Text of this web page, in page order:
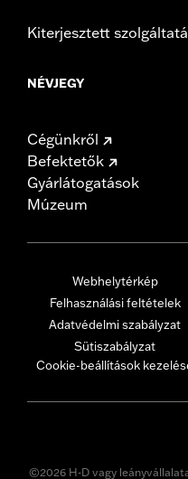
Kiterjesztett
NÉVJEGY
Cégünkről
Befektetők
Gyárlátogatások
Múzeum
Webhelytérkép
Felhasználási feltételek
Adatvédelmi szabályzat
Sütiszabályzat
Cookie-beállítások
©2026 H-D vagy